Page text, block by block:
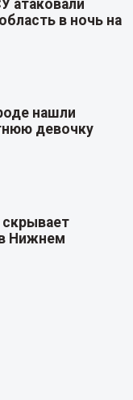
атаковали
в ночь на
нашли
девочку
скрывает
Нижнем